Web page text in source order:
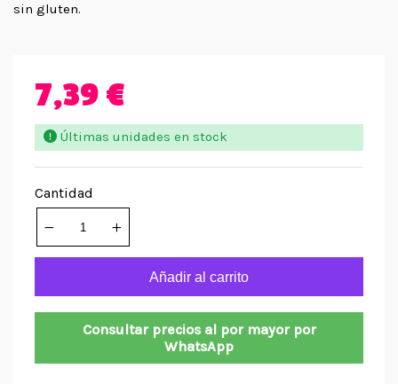
sin gluten.
7,39 €
Últimas unidades en stock
Cantidad
Añadir al carrito
Consultar precios al por mayor por
WhatsApp